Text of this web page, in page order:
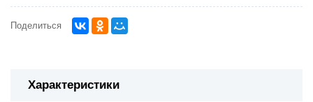
Поделиться
Характеристики